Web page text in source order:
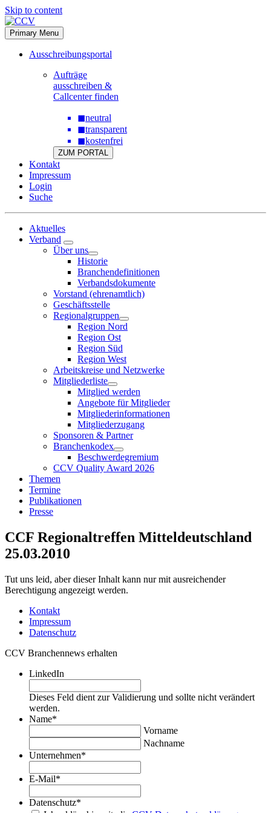
Skip to content
Primary Menu
Ausschreibungsportal
Aufträge
ausschreiben &
Callcenter finden
◼neutral
◼transparent
◼kostenfrei
ZUM PORTAL
Kontakt
Impressum
Login
Suche
Aktuelles
Verband
Über uns
Historie
Branchendefinitionen
Verbandsdokumente
Vorstand (ehrenamtlich)
Geschäftsstelle
Regionalgruppen
Region Nord
Region Ost
Region Süd
Region West
Arbeitskreise und Netzwerke
Mitgliederliste
Mitglied werden
Angebote für Mitglieder
Mitgliederinformationen
Mitgliederzugang
Sponsoren & Partner
Branchenkodex
Beschwerdegremium
CCV Quality Award 2026
Themen
Termine
Publikationen
Presse
CCF Regionaltreffen Mitteldeutschland
25.03.2010
Tut uns leid, aber dieser Inhalt kann nur mit ausreichender
Berechtigung angezeigt werden.
Kontakt
Impressum
Datenschutz
CCV Branchennews erhalten
LinkedIn
Dieses Feld dient zur Validierung und sollte nicht verändert
werden.
Name*
Vorname
Nachname
Unternehmen*
E-Mail*
Datenschutz*